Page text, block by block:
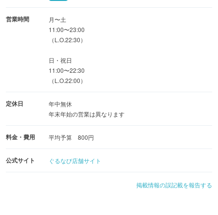
営業時間
月〜土
11:00〜23:00
（L.O.22:30）
日・祝日
11:00〜22:30
（L.O.22:00）
定休日
年中無休
年末年始の営業は異なります
料金・費用 平均予算 800円
公式サイト ぐるなび店舗サイト
掲載情報の誤記載を報告する